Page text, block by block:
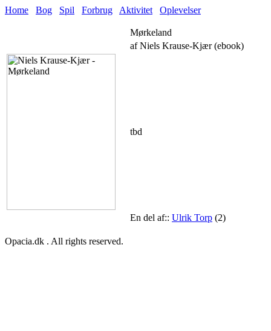
Home Bog Spil Forbrug Aktivitet Oplevelser
Mørkeland
af Niels Krause-Kjær (ebook)
tbd
En del af:: Ulrik Torp (2)
Opacia.dk . All rights reserved.